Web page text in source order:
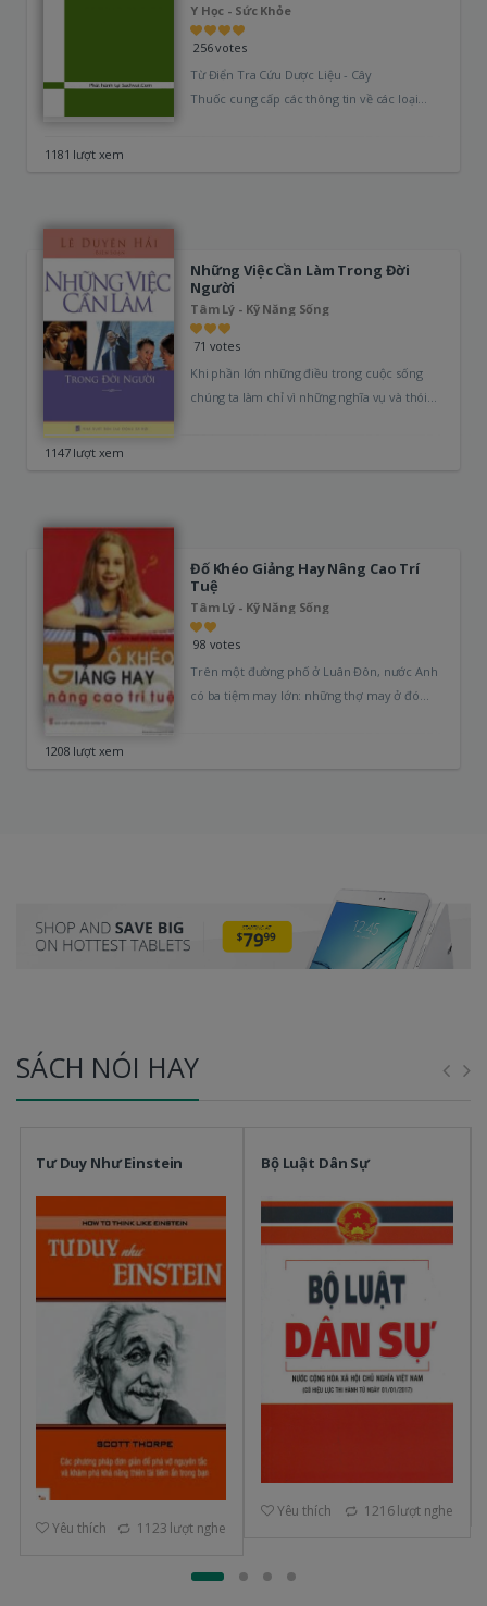
Y Học - Sức Khỏe
256 votes
Từ Điển Tra Cứu Dược Liệu - Cây
Thuốc cung cấp các thông tin về các loại
1181 lượt xem
Những Việc Cần Làm Trong Đời
Người
Tâm Lý - Kỹ Năng Sống
71 votes
Khi phần lớn những điều trong cuộc sống
chúng ta làm chỉ vì những nghĩa vụ và thói
1147 lượt xem
Đố Khéo Giảng Hay Nâng Cao Trí
Tuệ
Tâm Lý - Kỹ Năng Sống
98 votes
Trên một đường phố ở Luân Đôn, nước Anh
có ba tiệm may lớn: những thợ may ở đó
1208 lượt xem
SÁCH NÓI HAY
Tư Duy Như Einstein
Yêu thích 1123 lượt nghe
Bộ Luật Dân Sự
Yêu thích 1216 lượt nghe